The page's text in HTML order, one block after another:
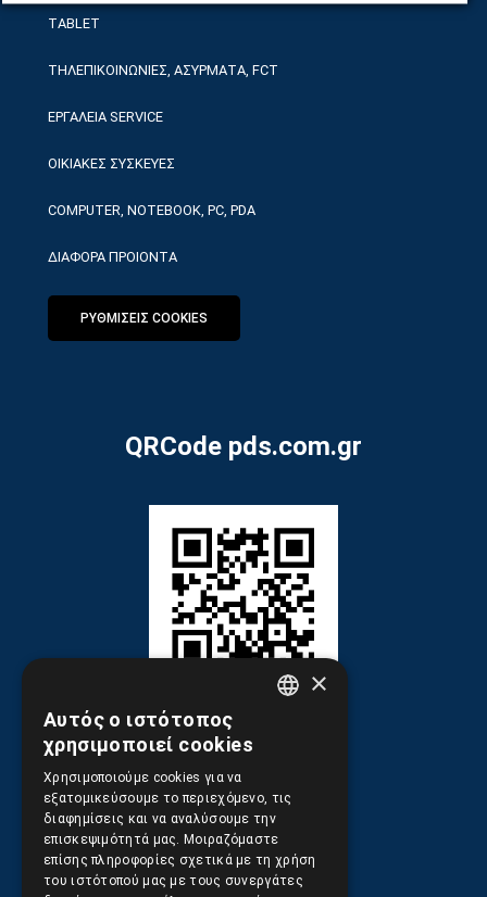
TABLET
ΤΗΛΕΠΙΚΟΙΝΩΝΙΕΣ, ΑΣΥΡΜΑΤΑ, FCT
ΕΡΓΑΛΕΙΑ SERVICE
ΟΙΚΙΑΚΕΣ ΣΥΣΚΕΥΕΣ
COMPUTER, NOTEBOOK, PC, PDA
ΔΙΑΦΟΡΑ ΠΡΟΙΟΝΤΑ
ΡΥΘΜΙΣΕΙΣ COOKIES
QRCode pds.com.gr
Πληροφορίες
×
Αυτός ο ιστότοπος
χρησιμοποιεί cookies
Χρησιμοποιούμε cookies για να
εξατομικεύσουμε το περιεχόμενο, τις
διαφημίσεις και να αναλύσουμε την
επισκεψιμότητά μας. Μοιραζόμαστε
επίσης πληροφορίες σχετικά με τη χρήση
του ιστότοπού μας με τους συνεργάτες